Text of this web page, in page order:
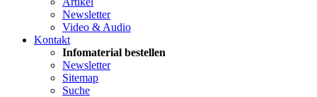
Newsletter
Video & Audio
Kontakt
Infomaterial bestellen
Newsletter
Sitemap
Suche